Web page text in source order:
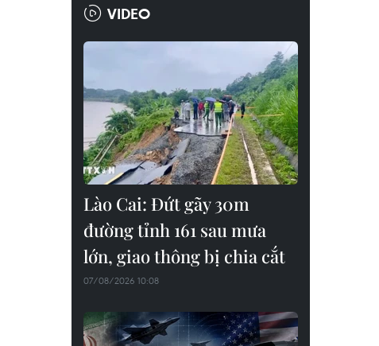
VIDEO
Lào Cai: Đứt gãy 30m
đường tỉnh 161 sau mưa
lớn, giao thông bị chia cắt
07/08/2026 10:08